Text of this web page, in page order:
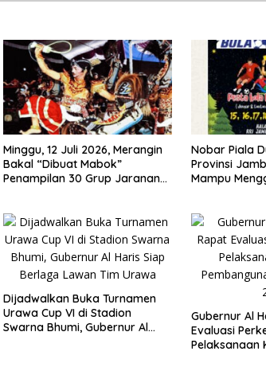
Minggu, 12 Juli 2026, Merangin
Bakal “Dibuat Mabok”
Penampilan 30 Grup Jaranan
Nobar Piala
Provinsi
Mampu
Dijadwalkan Buka Turnamen
Urawa Cup VI di Stadion
Swarna Bhumi, Gubernur Al
Gubernur Al
Evaluasi
Pelaksanaan